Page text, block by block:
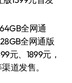
全网通
全网通版
元、1899元，
道发售。